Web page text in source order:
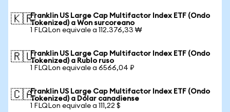
🇰🇷Franklin US Large Cap Multifactor Index ETF (Ondo
Tokenized) a Won surcoreano
1 FLQLon equivale a 112.376,33 ₩
🇷🇺Franklin US Large Cap Multifactor Index ETF (Ondo
Tokenized) a Rublo ruso
1 FLQLon equivale a 6566,04 ₽
🇨🇦Franklin US Large Cap Multifactor Index ETF (Ondo
Tokenized) a Dólar canadiense
1 FLQLon equivale a 111,22 $